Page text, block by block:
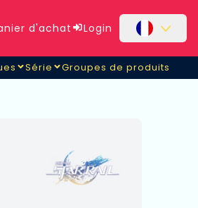
d'achat Login
Série Groupes de produits